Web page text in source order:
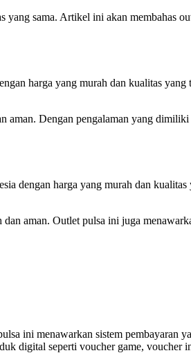
sama. Artikel ini akan membahas
harga yang murah dan kualitas yang
aman. Dengan pengalaman yang
dengan harga yang murah dan kualitas
aman. Outlet pulsa ini juga
ini menawarkan sistem pembayaran
digital seperti voucher game, voucher